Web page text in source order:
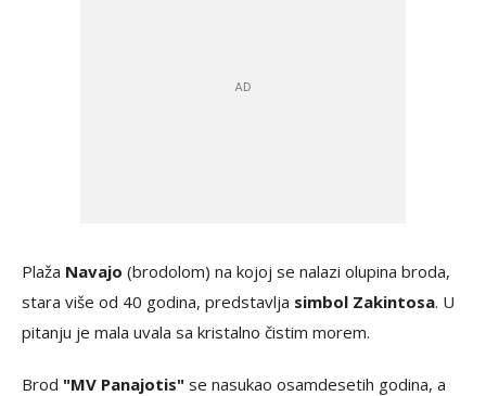
Plaža Navajo (brodolom) na kojoj se nalazi olupina broda,
stara više od 40 godina, predstavlja simbol Zakintosa. U
pitanju je mala uvala sa kristalno čistim morem.
Brod "MV Panajotis" se nasukao osamdesetih godina, a